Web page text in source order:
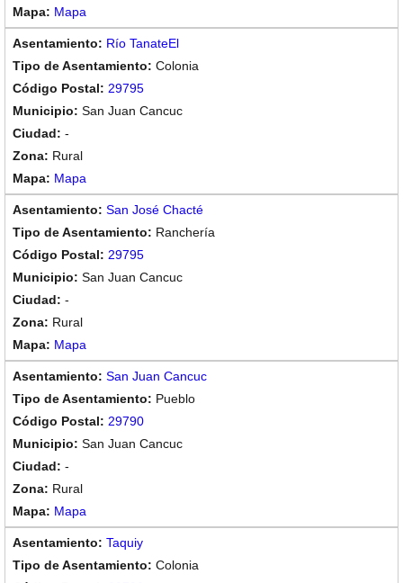
Mapa
Río TanateEl
Colonia
29795
San Juan Cancuc
-
Rural
Mapa
San José Chacté
Ranchería
29795
San Juan Cancuc
-
Rural
Mapa
San Juan Cancuc
Pueblo
29790
San Juan Cancuc
-
Rural
Mapa
Taquiy
Colonia